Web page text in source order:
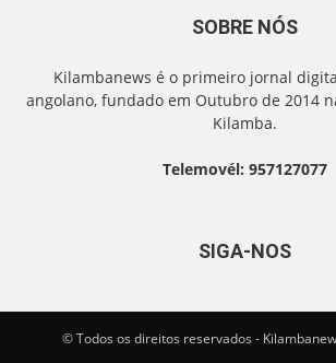
SOBRE NÓS
Kilambanews é o primeiro jornal
angolano, fundado em Outubro de 2014
Kilamba.
Telemovél: 957127077
SIGA-NOS
© Todos os direitos reservados -